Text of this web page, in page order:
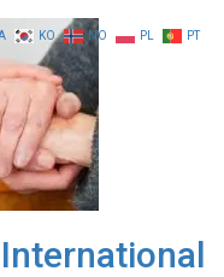
KO NO PL PT